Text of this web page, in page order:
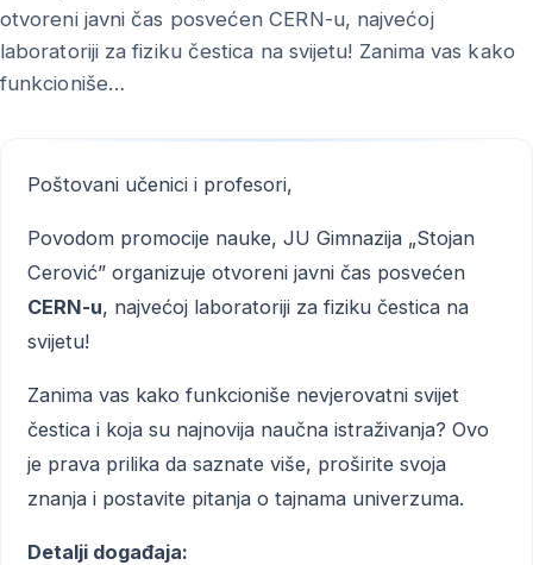
otvoreni javni čas posvećen CERN-u, najvećoj
laboratoriji za fiziku čestica na svijetu! Zanima vas kako
funkcioniše…
Poštovani učenici i profesori,
Povodom promocije nauke, JU Gimnazija „Stojan
Cerović” organizuje otvoreni javni čas posvećen
CERN-u, najvećoj laboratoriji za fiziku čestica na
svijetu!
Zanima vas kako funkcioniše nevjerovatni svijet
čestica i koja su najnovija naučna istraživanja? Ovo
je prava prilika da saznate više, proširite svoja
znanja i postavite pitanja o tajnama univerzuma.
Detalji događaja: